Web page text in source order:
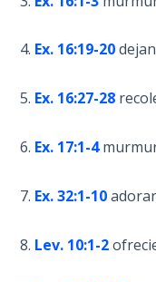
Revelation
Seventy
4. Ex. 16:19-20
5. Ex. 16:27-28
6. Ex. 17:1-4
7. Ex. 32:1-10
8. Lev. 10:1-2